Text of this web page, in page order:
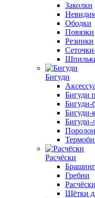
Заколки
Ободки
Повязки
Резинки
Бигуди
Бигуди
Бигуди-
Бигуди-
Расчёски
Гребни
Щётки